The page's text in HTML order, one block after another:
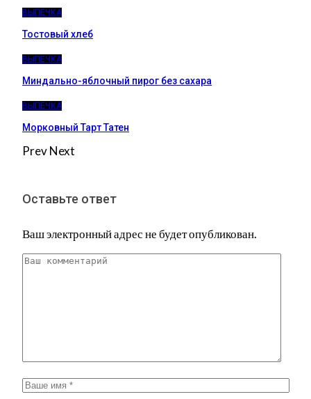
ВЫПЕЧКА
Тостовый хлеб
ВЫПЕЧКА
Миндально-яблочный пирог без сахара
ВЫПЕЧКА
Морковный Тарт Татен
PrevNext
Оставьте ответ
Ваш электронный адрес не будет опубликован.